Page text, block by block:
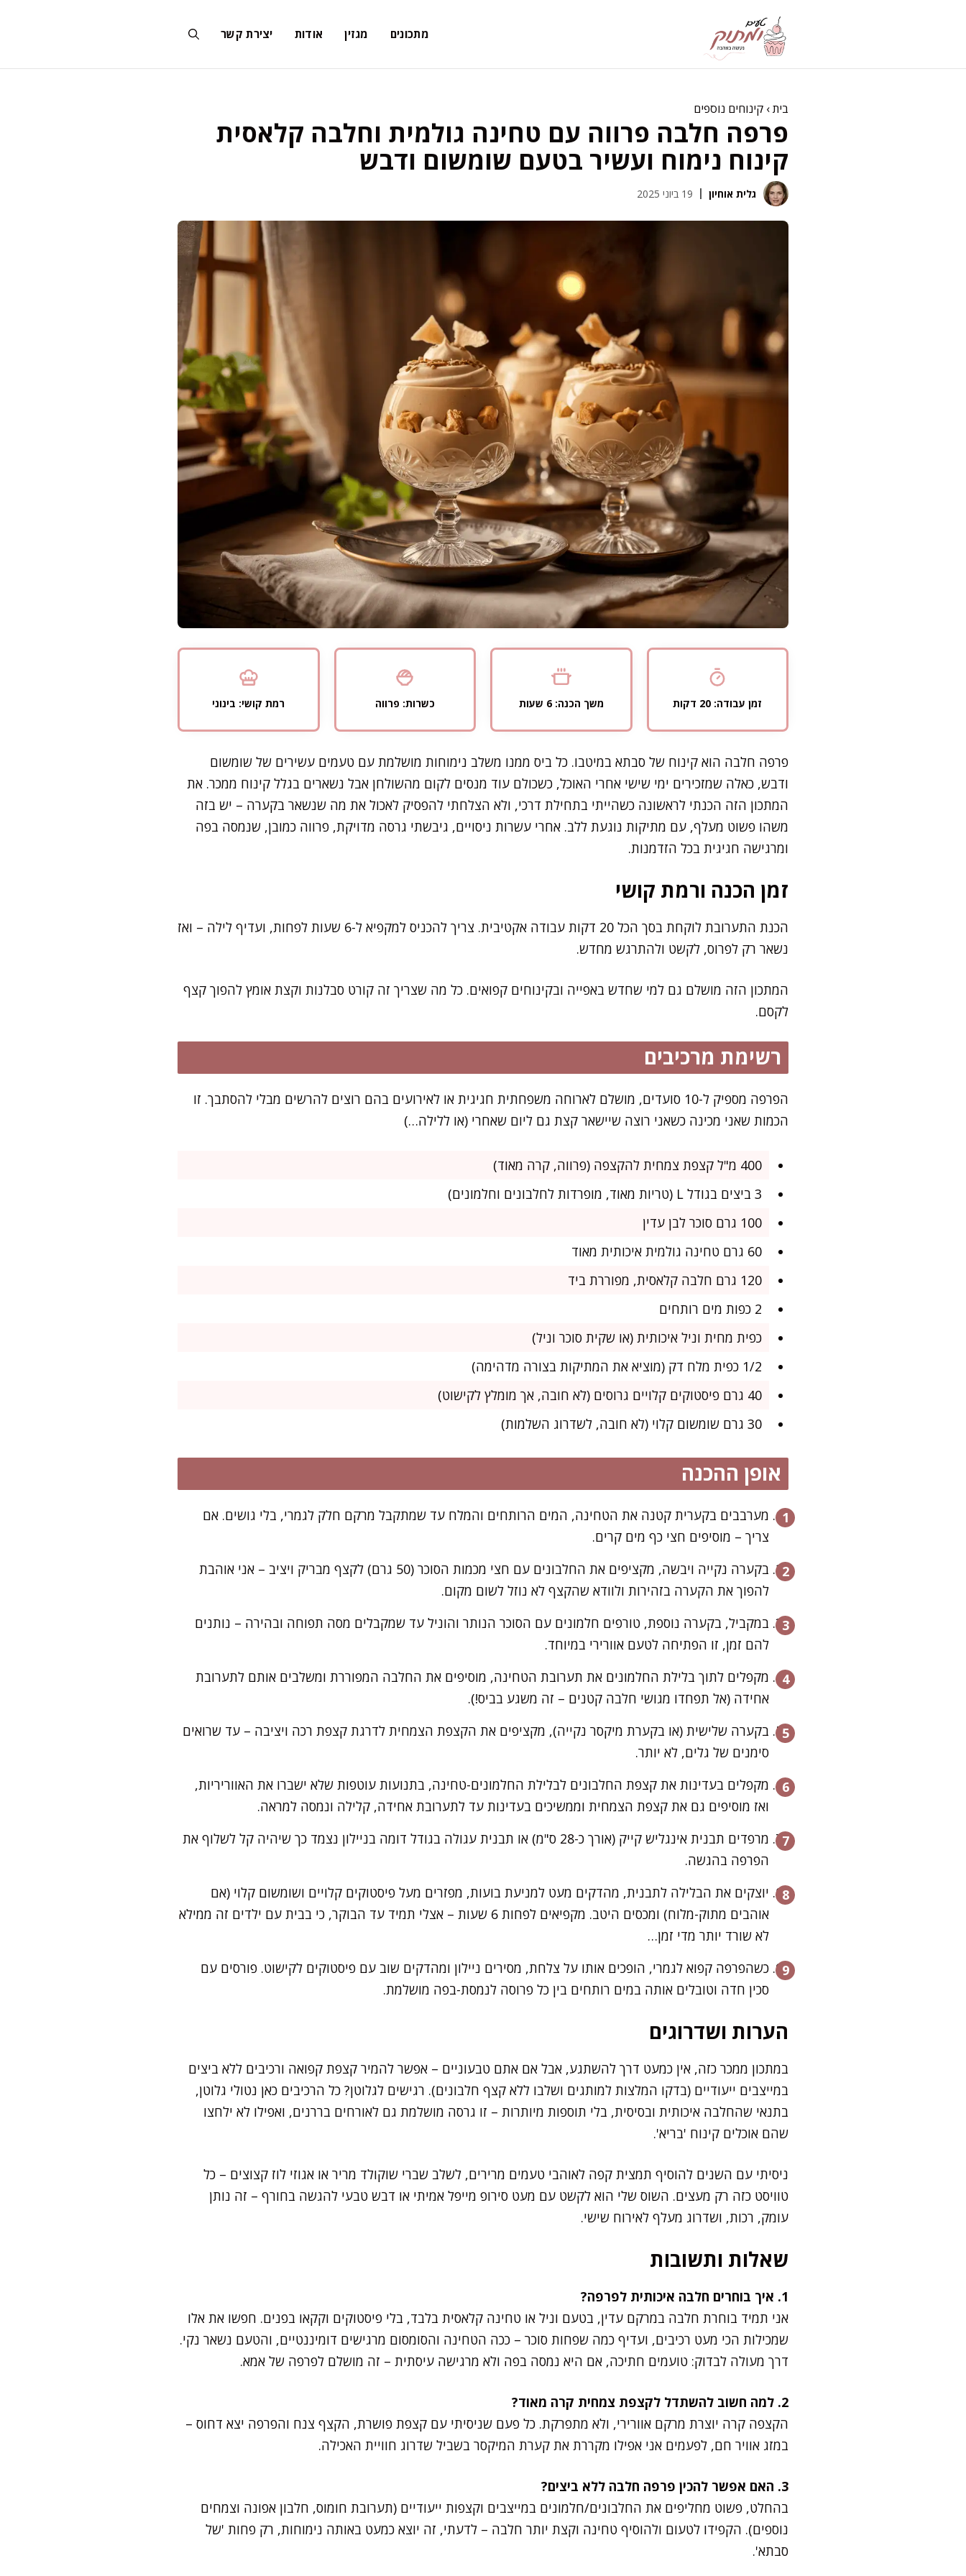
מתכונים מגזין אודות יצירת קשר
בית› קינוחים נוספים
פרפה חלבה פרווה עם טחינה גולמית וחלבה קלאסית
קינוח נימוח ועשיר בטעם שומשום ודבש
גלית אוחיון 19 ביוני 2025
זמן עבודה: 20 דקות משך הכנה: 6 שעות כשרות: פרווה רמת קושי: בינוני
פרפה חלבה הוא קינוח של סבתא במיטבו. כל ביס ממנו משלב נימוחות מושלמת עם טעמים עשירים של שומשום
ודבש, כאלה שמזכירים ימי שישי אחרי האוכל, כשכולם עוד מנסים לקום מהשולחן אבל נשארים בגלל קינוח ממכר. את
המתכון הזה הכנתי לראשונה כשהייתי בתחילת דרכי, ולא הצלחתי להפסיק לאכול את מה שנשאר בקערה – יש בזה
משהו פשוט מעלף, עם מתיקות נוגעת ללב. אחרי עשרות ניסויים, גיבשתי גרסה מדויקת, פרווה כמובן, שנמסה בפה
ומרגישה חגיגית בכל הזדמנות.
זמן הכנה ורמת קושי
הכנת התערובת לוקחת בסך הכל 20 דקות עבודה אקטיבית. צריך להכניס למקפיא ל-6 שעות לפחות, ועדיף לילה – ואז
נשאר רק לפרוס, לקשט ולהתרגש מחדש.
המתכון הזה מושלם גם למי שחדש באפייה ובקינוחים קפואים. כל מה שצריך זה קורט סבלנות וקצת אומץ להפוך קצף
לקסם.
רשימת מרכיבים
הפרפה מספיק ל-10 סועדים, מושלם לארוחה משפחתית חגיגית או לאירועים בהם רוצים להרשים מבלי להסתבך. זו
הכמות שאני מכינה כשאני רוצה שיישאר קצת גם ליום שאחרי (או ללילה…)
400 מ"ל קצפת צמחית להקצפה (פרווה, קרה מאוד)
3 ביצים בגודל L (טריות מאוד, מופרדות לחלבונים וחלמונים)
100 גרם סוכר לבן עדין
60 גרם טחינה גולמית איכותית מאוד
120 גרם חלבה קלאסית, מפוררת ביד
2 כפות מים רותחים
כפית מחית וניל איכותית (או שקית סוכר וניל)
1/2 כפית מלח דק (מוציא את המתיקות בצורה מדהימה)
40 גרם פיסטוקים קלויים גרוסים (לא חובה, אך מומלץ לקישוט)
30 גרם שומשום קלוי (לא חובה, לשדרוג השלמות)
אופן ההכנה
מערבבים בקערית קטנה את הטחינה, המים הרותחים והמלח עד שמתקבל מרקם חלק לגמרי, בלי גושים. אם
צריך – מוסיפים חצי כף מים קרים.
בקערה נקייה ויבשה, מקציפים את החלבונים עם חצי מכמות הסוכר (50 גרם) לקצף מבריק ויציב – אני אוהבת
להפוך את הקערה בזהירות ולוודא שהקצף לא נוזל לשום מקום.
במקביל, בקערה נוספת, טורפים חלמונים עם הסוכר הנותר והוניל עד שמקבלים מסה תפוחה ובהירה – נותנים
להם זמן, זו הפתיחה לטעם אוורירי במיוחד.
מקפלים לתוך בלילת החלמונים את תערובת הטחינה, מוסיפים את החלבה המפוררת ומשלבים אותם לתערובת
אחידה (אל תפחדו מגושי חלבה קטנים – זה משגע בביס!).
בקערה שלישית (או בקערת מיקסר נקייה), מקציפים את הקצפת הצמחית לדרגת קצפת רכה ויציבה – עד שרואים
סימנים של גלים, לא יותר.
מקפלים בעדינות את קצפת החלבונים לבלילת החלמונים-טחינה, בתנועות עוטפות שלא ישברו את האווריריות,
ואז מוסיפים גם את קצפת הצמחית וממשיכים בעדינות עד לתערובת אחידה, קלילה ונמסה למראה.
מרפדים תבנית אינגליש קייק (אורך כ-28 ס"מ) או תבנית עגולה בגודל דומה בניילון נצמד כך שיהיה קל לשלוף את
הפרפה בהגשה.
יוצקים את הבלילה לתבנית, מהדקים מעט למניעת בועות, מפזרים מעל פיסטוקים קלויים ושומשום קלוי (אם
אוהבים מתוק-מלוח) ומכסים היטב. מקפיאים לפחות 6 שעות – אצלי תמיד עד הבוקר, כי בבית עם ילדים זה ממילא
לא שורד יותר מדי זמן…
כשהפרפה קפוא לגמרי, הופכים אותו על צלחת, מסירים ניילון ומהדקים שוב עם פיסטוקים לקישוט. פורסים עם
סכין חדה וטובלים אותה במים רותחים בין כל פרוסה לנמסת-בפה מושלמת.
הערות ושדרוגים
במתכון ממכר כזה, אין כמעט דרך להשתגע, אבל אם אתם טבעוניים – אפשר להמיר קצפת קפואה ורכיבים ללא ביצים
במייצבים ייעודיים (בדקו המלצות למותגים ושלבו ללא קצף חלבונים). רגישים לגלוטן? כל הרכיבים כאן נטולי גלוטן,
בתנאי שהחלבה איכותית ובסיסית, בלי תוספות מיותרות – זו גרסה מושלמת גם לאורחים בררנים, ואפילו לא ילחצו
שהם אוכלים קינוח 'בריא'.
ניסיתי עם השנים להוסיף תמצית קפה לאוהבי טעמים מרירים, לשלב שברי שוקולד מריר או אגוזי לוז קצוצים – כל
טוויסט כזה רק מעצים. השוס שלי הוא לקשט עם מעט סירופ מייפל אמיתי או דבש טבעי להגשה בחורף – זה נותן
עומק, רכות, ושדרוג מעלף לאירוח שישי.
שאלות ותשובות
1. איך בוחרים חלבה איכותית לפרפה?
אני תמיד בוחרת חלבה במרקם עדין, בטעם וניל או טחינה קלאסית בלבד, בלי פיסטוקים וקקאו בפנים. חפשו את אלו
שמכילות הכי מעט רכיבים, ועדיף כמה שפחות סוכר – ככה הטחינה והסומסום מרגישים דומיננטיים, והטעם נשאר נקי.
דרך מעולה לבדוק: טועמים חתיכה, אם היא נמסה בפה ולא מרגישה עיסתית – זה מושלם לפרפה של אמא.
2. למה חשוב להשתדל לקצפת צמחית קרה מאוד?
הקצפה קרה יוצרת מרקם אוורירי, ולא מתפרקת. כל פעם שניסיתי עם קצפת פושרת, הקצף צנח והפרפה יצא דחוס –
במזג אוויר חם, לפעמים אני אפילו מקררת את קערת המיקסר בשביל שדרוג חוויית האכילה.
3. האם אפשר להכין פרפה חלבה ללא ביצים?
בהחלט, פשוט מחליפים את החלבונים/חלמונים במייצבים וקצפות ייעודיים (תערובת חומוס, חלבון אפונה וצמחים
נוספים). הקפידו לטעום ולהוסיף טחינה וקצת יותר חלבה – לדעתי, זה יוצא כמעט באותה נימוחות, רק פחות 'של
סבתא'.